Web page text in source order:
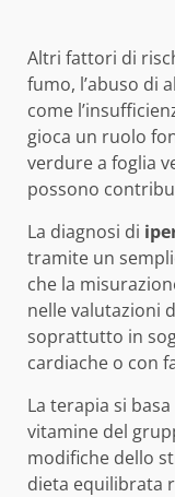
Altri fattori di
fumo, l’abuso di
come
gioca un ruolo
verdure a foglia
possono
La diagnosi di
tramite un
che la
nelle valutazioni
soprattutto in
cardiache o con
La terapia si
vitamine del
modifiche dello
dieta equilibrata